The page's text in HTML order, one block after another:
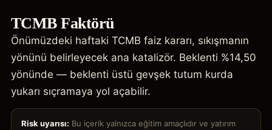
TCMB Faktörü
Önümüzdeki haftaki TCMB faiz kararı, sıkışmanın
yönünü belirleyecek ana katalizör. Beklenti %14,50
yönünde — beklenti üstü gevşek tutum kurda
yukarı sıçramaya yol açabilir.
Risk uyarısı: Bu içerik yalnızca eğitim amaçlıdır ve yatırım